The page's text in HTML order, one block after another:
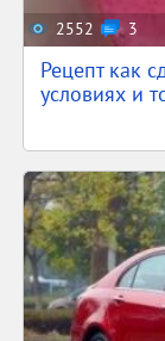
2552 3
Рецепт как
условиях и